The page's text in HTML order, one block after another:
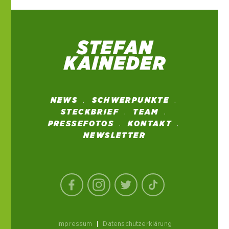
NEWS
SCHWERPUNKTE
STECKBRIEF
TEAM
PRESSEFOTOS
KONTAKT
NEWSLETTER
Impressum Datenschutzerklärung